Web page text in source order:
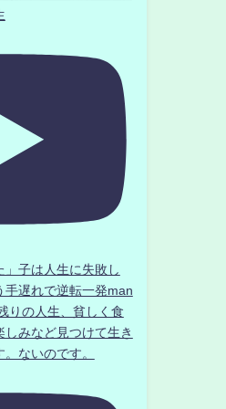
」子は人生に失敗し
手遅れで逆転一発man
りの人生、貧しく食
みなど見つけて生き
ないのです。